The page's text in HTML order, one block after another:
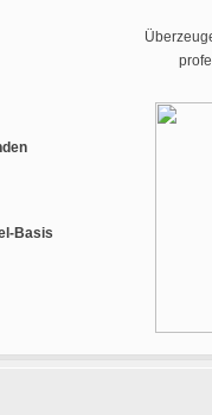
Basis